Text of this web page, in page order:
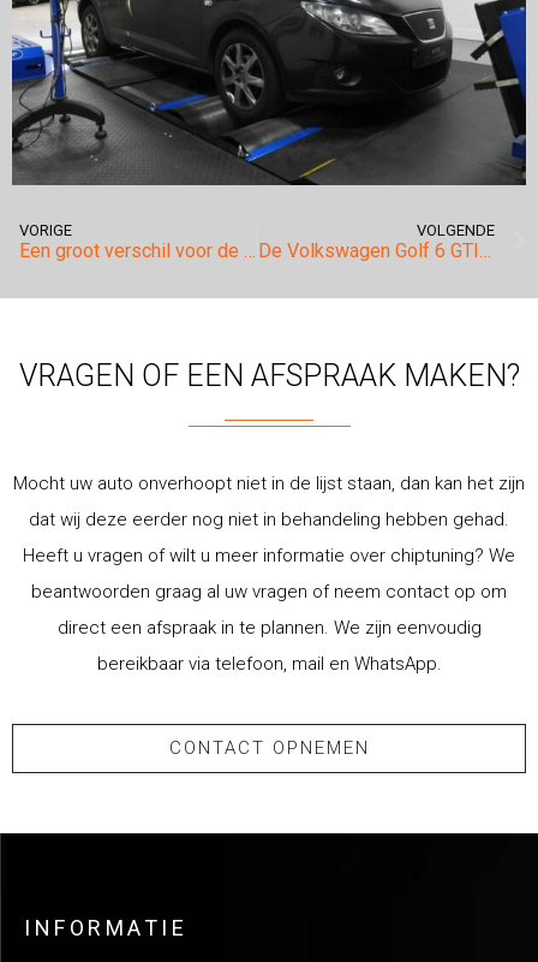
VORIGE
Een groot verschil voor de Mercedes Benz C200 CDI met standaard 136pk!
VOLGENDE
De Volkswagen Golf 6 GTI nog sneller? Ja dat is mogelijk!
VRAGEN OF EEN AFSPRAAK MAKEN?
Mocht uw auto onverhoopt niet in de lijst staan, dan kan het zijn
dat wij deze eerder nog niet in behandeling hebben gehad.
Heeft u vragen of wilt u meer informatie over chiptuning? We
beantwoorden graag al uw vragen of neem contact op om
direct een afspraak in te plannen. We zijn eenvoudig
bereikbaar via telefoon, mail en WhatsApp.
CONTACT OPNEMEN
INFORMATIE